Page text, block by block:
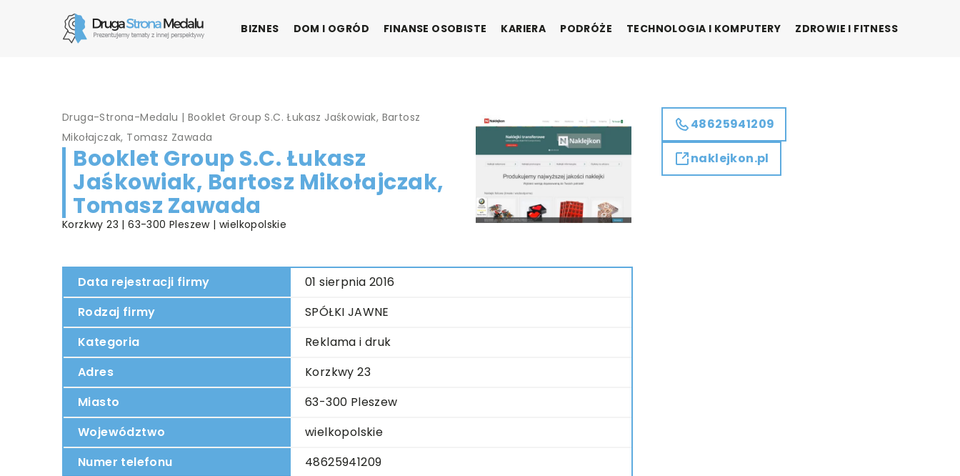
BIZNES DOM I OGRÓD FINANSE OSOBISTE KARIERA PODRÓŻE TECHNOLOGIA I KOMPUTERY ZDROWIE I FITNESS
Druga-Strona-Medalu | Booklet Group S.C. Łukasz Jaśkowiak, Bartosz
Mikołajczak, Tomasz Zawada
Booklet Group S.C. Łukasz
Jaśkowiak, Bartosz Mikołajczak,
Tomasz Zawada
Korzkwy 23 | 63-300 Pleszew | wielkopolskie
Data rejestracji firmy
01 sierpnia 2016
Rodzaj firmy
SPÓŁKI JAWNE
Kategoria
Reklama i druk
Adres
Korzkwy 23
Miasto
63-300 Pleszew
Województwo
wielkopolskie
Numer telefonu
48625941209
48625941209
naklejkon.pl